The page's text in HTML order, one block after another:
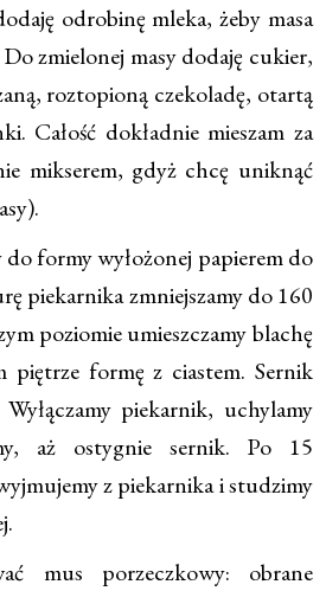
odrobinę mleka, żeby masa
zmielonej masy dodaję cukier,
roztopioną czekoladę, otartą
Całość dokładnie mieszam za
mikserem, gdyż chcę uniknąć
do formy wyłożonej papierem do
piekarnika zmniejszamy do 160
poziomie umieszczamy blachę
piętrze formę z ciastem. Sernik
piekarnik, uchylamy
aż ostygnie sernik. Po 15
z piekarnika i studzimy
mus porzeczkowy: obrane